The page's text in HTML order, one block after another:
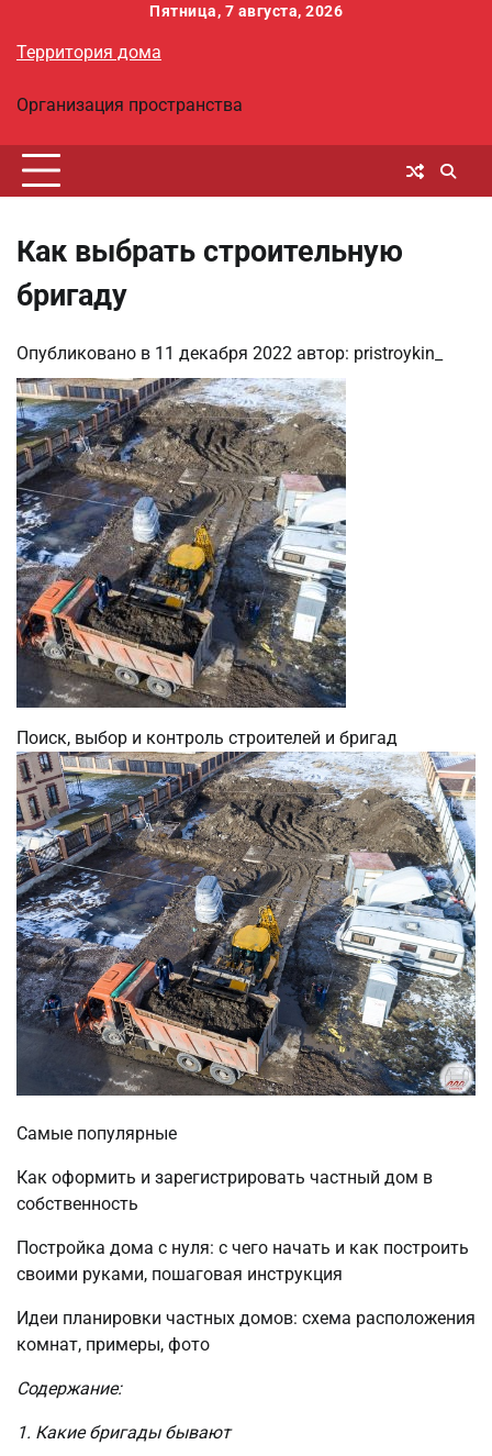
содержимому
Пятница, 7 августа, 2026
Территория дома
Организация пространства
Как выбрать строительную
бригаду
Опубликовано в 11 декабря 2022 автор: pristroykin_
Поиск, выбор и контроль строителей и бригад
Самые популярные
Как оформить и зарегистрировать частный дом в
собственность
Постройка дома с нуля: с чего начать и как построить
своими руками, пошаговая инструкция
Идеи планировки частных домов: схема расположения
комнат, примеры, фото
Содержание:
1. Какие бригады бывают